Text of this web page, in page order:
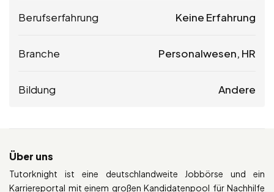
Berufserfahrung Keine Erfahrung
Branche Personalwesen, HR
Bildung Andere
Über uns
Tutorknight ist eine deutschlandweite Jobbörse und ein
Karriereportal mit einem großen Kandidatenpool für Nachhilfe